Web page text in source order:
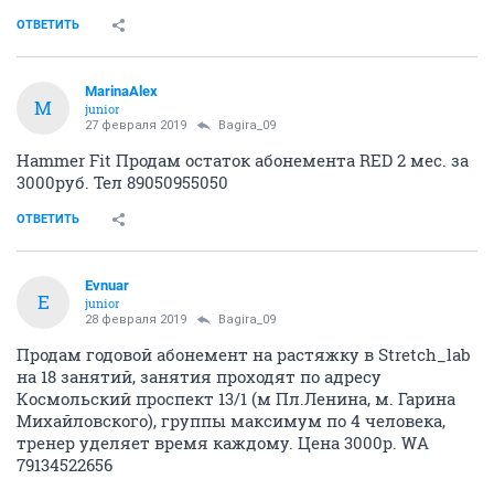
ОТВЕТИТЬ
M
MarinaAlex
junior
27 февраля 2019 Bagira_09
Hammer Fit Продам остаток абонемента RED 2 мес. за
3000руб. Тел 89050955050
ОТВЕТИТЬ
E
Evnuar
junior
28 февраля 2019 Bagira_09
Продам годовой абонемент на растяжку в Stretch_lab
на 18 занятий, занятия проходят по адресу
Космольский проспект 13/1 (м Пл.Ленина, м. Гарина
Михайловского), группы максимум по 4 человека,
тренер уделяет время каждому. Цена 3000р. WA
79134522656